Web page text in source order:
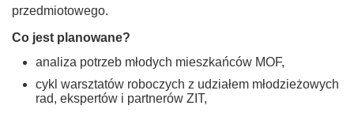
przedmiotowego.
Co jest planowane?
analiza potrzeb młodych mieszkańców MOF,
cykl warsztatów roboczych z udziałem młodzieżowych
rad, ekspertów i partnerów ZIT,